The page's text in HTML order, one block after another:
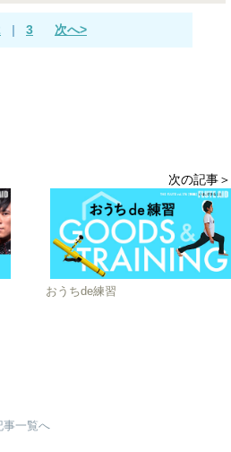
| 3 次へ>
次の記事＞
おうちde練習
事一覧へ